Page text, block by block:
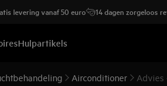
levering vanaf 50 euro 14 dagen zorgeloos
Hulpartikels
Airconditioner Advies